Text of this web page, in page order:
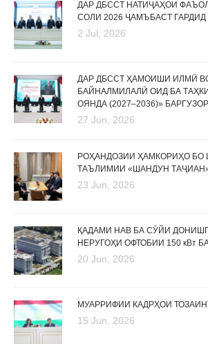
ДАР ДБССТ НАТИҶАҲОИ
СОЛИ 2026 ҶАМЪБАСТ ГАРДИД
2 Jul, 2026
ДАР ДБССТ ҲАМОИШИ ИЛМӢ
БАЙНАЛМИЛАЛӢ ОИД БА
ОЯНДА (2027–2036)»
27 Jun, 2026
РОҲАНДОЗИИ ҲАМКОРИҲО
ТАЪЛИМИИ «ШАНДУН
23 Jun, 2026
ҚАДАМИ НАВ БА СӮЙИ
НЕРУГОҲИ ОФТОБИИ 150 кВт
20 Jun, 2026
МУАРРИФИИ КАДРҲОИ
15 Jun, 2026